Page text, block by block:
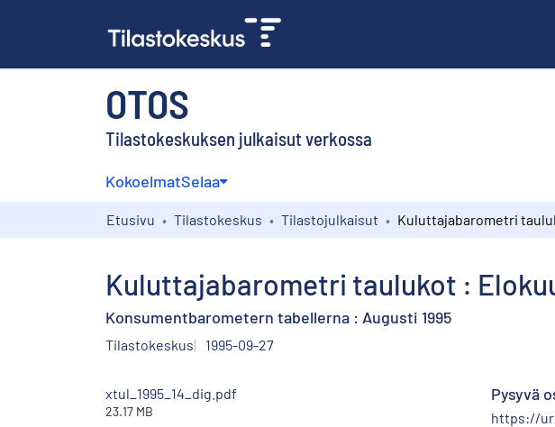
OTOS
Tilastokeskuksen julkaisut verkossa
KokoelmatSelaa
Etusivu Tilastokeskus Tilastojulkaisut
Kuluttajabarometri taulukot :
Konsumentbarometern tabellerna : Augusti 1995
Tilastokeskus 1995-09-27
xtul_1995_14_dig.pdf
23.17 MB
Pysyvä
https://